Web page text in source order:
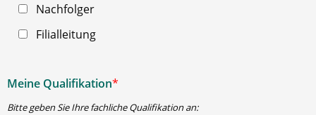
Nachfolger
Filialleitung
Meine Qualifikation*
Bitte geben Sie Ihre fachliche Qualifikation an: